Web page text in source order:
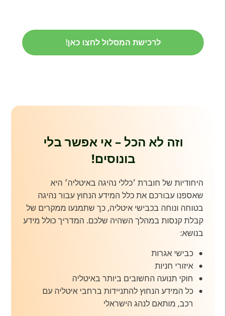
לרכישת המסלול לחצו כאן!
וזה לא הכל – אי אפשר בלי
בונוסים!
היחודיות של חוברת ׳כללי נהיגה באיטליה׳ היא
שאספנו עבורכם את כלל המידע הנחוץ עבור נהיגה
בטוחה ונוחה בכבישי איטליה, כך שתמנעו ממקרים של
קבלת קנסות במהלך השהיה שלכם. המדריך כולל מידע
בנושא:
כבישי אגרות
איזורי חניות
חוקי תנועה החשובים ביותר באיטליה
כל המידע הנחוץ להתניידות ברחבי איטליה עם
רכב, מותאם לנהג הישראלי